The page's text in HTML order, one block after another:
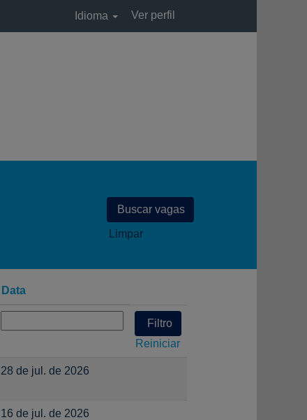
Idioma Ver perfil
Limpar
Data
Reiniciar
28 de jul. de 2026
16 de jul. de 2026